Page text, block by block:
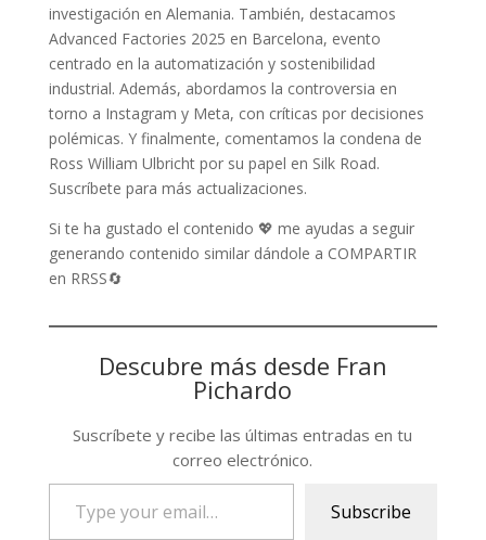
investigación en Alemania. También, destacamos
Advanced Factories 2025 en Barcelona, evento
centrado en la automatización y sostenibilidad
industrial. Además, abordamos la controversia en
torno a Instagram y Meta, con críticas por decisiones
polémicas. Y finalmente, comentamos la condena de
Ross William Ulbricht por su papel en Silk Road.
Suscríbete para más actualizaciones.
Si te ha gustado el contenido 💖 me ayudas a seguir
generando contenido similar dándole a COMPARTIR
en RRSS🔄
Descubre más desde Fran
Pichardo
Suscríbete y recibe las últimas entradas en tu
correo electrónico.
Subscribe